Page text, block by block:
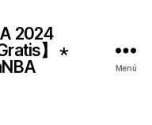
2024
】 ⋆
Menú